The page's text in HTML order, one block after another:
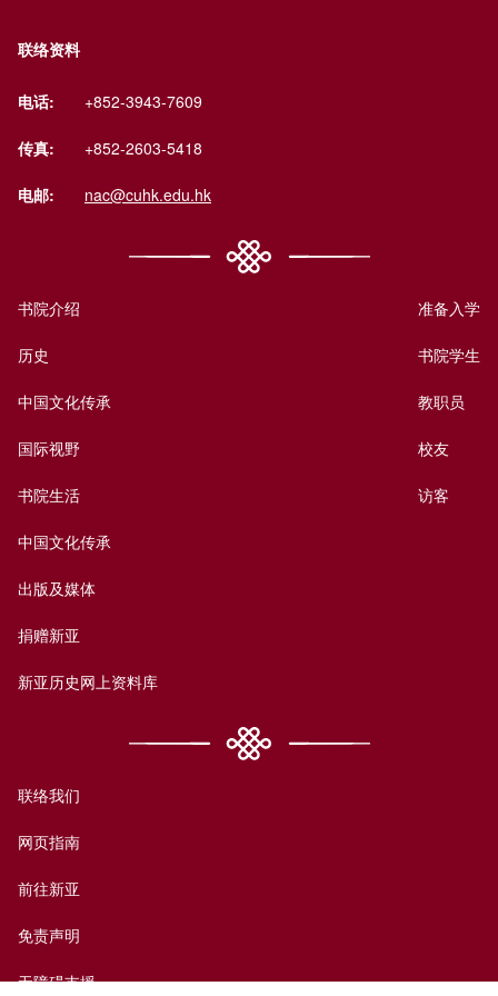
联络资料
电话: +852-3943-7609
传真: +852-2603-5418
电邮: nac@cuhk.edu.hk
书院介绍
历史
中国文化传承
国际视野
书院生活
中国文化传承
出版及媒体
捐赠新亚
新亚历史网上资料库
准备入学
书院学生
教职员
校友
访客
联络我们
网页指南
前往新亚
免责声明
无障碍支援